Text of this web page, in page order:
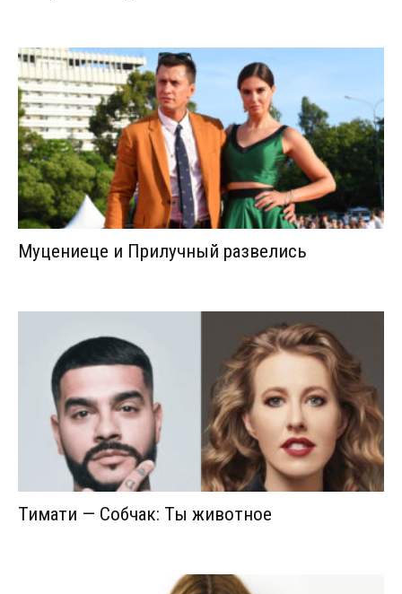
Муцениеце и Прилучный развелись
Тимати — Собчак: Ты животное